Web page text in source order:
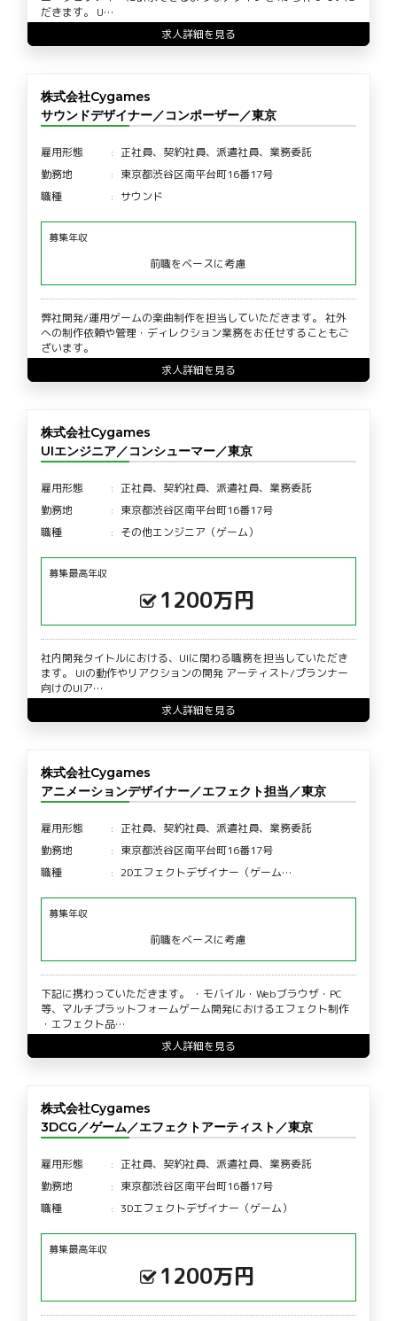
だきます。 U…
求人詳細を見る
株式会社Cygames
サウンドデザイナー／コンポーザー／東京
雇用形態
正社員、契約社員、派遣社員、業務委託
勤務地
東京都渋谷区南平台町16番17号
職種
サウンド
募集年収
前職をベースに考慮
弊社開発/運用ゲームの楽曲制作を担当していただきます。 社外
への制作依頼や管理・ディレクション業務をお任せすることもご
ざいます。
求人詳細を見る
株式会社Cygames
UIエンジニア／コンシューマー／東京
雇用形態
正社員、契約社員、派遣社員、業務委託
勤務地
東京都渋谷区南平台町16番17号
職種
その他エンジニア（ゲーム）
募集最高年収
1200万円
社内開発タイトルにおける、UIに関わる職務を担当していただき
ます。 UIの動作やリアクションの開発 アーティスト/プランナー
向けのUIア…
求人詳細を見る
株式会社Cygames
アニメーションデザイナー／エフェクト担当／東京
雇用形態
正社員、契約社員、派遣社員、業務委託
勤務地
東京都渋谷区南平台町16番17号
職種
2Dエフェクトデザイナー（ゲーム…
募集年収
前職をベースに考慮
下記に携わっていただきます。 ・モバイル・Webブラウザ・PC
等、マルチプラットフォームゲーム開発におけるエフェクト制作
・エフェクト品…
求人詳細を見る
株式会社Cygames
3DCG／ゲーム／エフェクトアーティスト／東京
雇用形態
正社員、契約社員、派遣社員、業務委託
勤務地
東京都渋谷区南平台町16番17号
職種
3Dエフェクトデザイナー（ゲーム）
募集最高年収
1200万円